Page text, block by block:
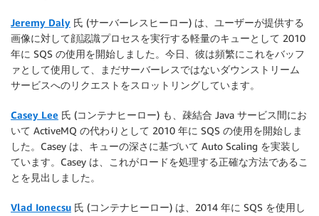
Jeremy Daly 氏 (サーバーレスヒーロー) は、ユーザーが提供する
画像に対して顔認識プロセスを実行する軽量のキューとして 2010
年に SQS の使用を開始しました。今日、彼は頻繁にこれをバッフ
ァとして使用して、まだサーバーレスではないダウンストリーム
サービスへのリクエストをスロットリングしています。
Casey Lee 氏 (コンテナヒーロー) も、疎結合 Java サービス間にお
いて ActiveMQ の代わりとして 2010 年に SQS の使用を開始しま
した。Casey は、キューの深さに基づいて Auto Scaling を実装し
ています。Casey は、これがロードを処理する正確な方法であるこ
とを見出しました。
Vlad Ionecsu 氏 (コンテナヒーロー) は、2014 年に SQS を使用し